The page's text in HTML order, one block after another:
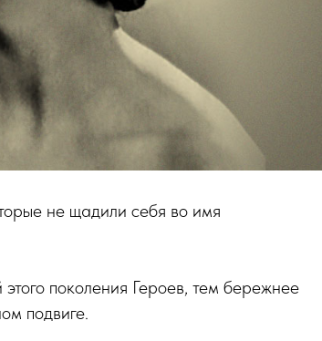
не щадили себя во имя
поколения Героев, тем бережнее
подвиге.